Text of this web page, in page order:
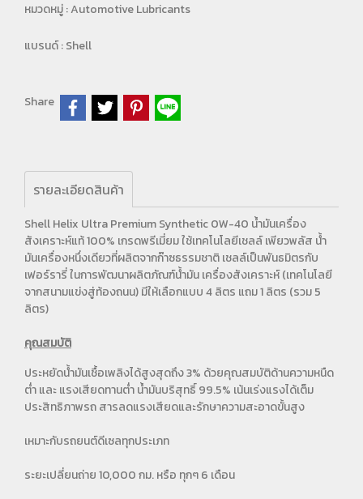
หมวดหมู่ :Automotive Lubricants
แบรนด์ :Shell
Share
รายละเอียดสินค้า
Shell Helix Ultra Premium Synthetic 0W-40 น้ำมันเครื่อง
สังเคราะห์แท้ 100% เกรดพรีเมี่ยม ใช้เทคโนโลยีเชลล์ เพียวพลัส น้ํา
มันเครื่องหนึ่งเดียวที่ผลิตจากก๊าซธรรมชาติ เชลล์เป็นพันธมิตรกับ
เฟอร์รารี่ ในการพัฒนาผลิตภัณฑ์น้ํามัน เครื่องสังเคราะห์ (เทคโนโลยี
จากสนามแข่งสู่ท้องถนน) มีให้เลือกแบบ 4 ลิตร แถม 1 ลิตร (รวม 5
ลิตร)
คุณสมบัติ
ประหยัดน้ํามันเชื้อเพลิงได้สูงสุดถึง 3% ด้วยคุณสมบัติด้านความหนืด
ต่ำ และ แรงเสียดทานต่ำ น้ำมันบริสุทธิ์ 99.5% เน้นเร่งแรงได้เต็ม
ประสิทธิภาพรถ สารลดแรงเสียดและรักษาความสะอาดขั้นสูง
เหมาะกับรถยนต์ดีเซลทุกประเภท
ระยะเปลี่ยนถ่าย 10,000 กม. หรือ ทุกๆ 6 เดือน